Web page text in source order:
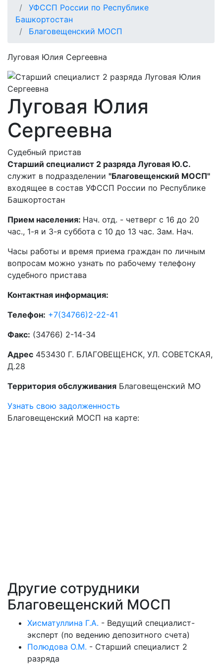
УФССП России по Республике
Башкортостан
Благовещенский МОСП
Луговая Юлия Сергеевна
Луговая Юлия
Сергеевна
Судебный пристав
Старший специалист 2 разряда Луговая Ю.С.
служит в подразделении "Благовещенский МОСП"
входящее в состав УФССП России по Республике
Башкортостан
Прием населения: Нач. отд. - четверг с 16 до 20
час., 1-я и 3-я суббота с 10 до 13 час. Зам. Нач.
Часы работы и время приема граждан по личным
вопросам можно узнать по рабочему телефону
судебного пристава
Контактная информация:
Телефон: +7(34766)2-22-41
Факс: (34766) 2-14-34
Адрес 453430 Г. БЛАГОВЕЩЕНСК, УЛ. СОВЕТСКАЯ,
Д.28
Территория обслуживания Благовещенский МО
Узнать свою задолженность
Благовещенский МОСП на карте:
Другие сотрудники
Благовещенский МОСП
Хисматуллина Г.А. - Ведущий специалист-
эксперт (по ведению депозитного счета)
Полюдова О.М. - Старший специалист 2
разряда